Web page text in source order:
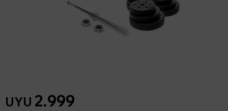
UYU 2.999